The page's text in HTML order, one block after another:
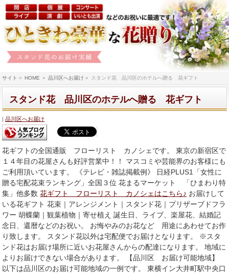
サイト » HOME » 品川区へお届け » スタンド花 品川区のホテルへ贈る 花ギフト
スタンド花 品川区のホテルへ贈る 花ギフト
品川区へお届け
花ギフトの全国通販 フローリスト カノシェです。 東京の新宿区で
１４年目の花屋さんも好評営業中！！ マスコミや芸能界のお客様にも
ご利用頂いています。 《テレビ・雑誌掲載例》 日経PLUS1「女性に
贈る宅配花束ランキング」全国３位 花まるマーケット 「ひまわり特
集」他多数花ギフト フローリスト カノシェはこちら♪ お届けして
いる花ギフト 花束｜アレンジメント｜スタンド花｜プリザーブドフラ
ワー 胡蝶蘭｜観葉植物｜寄せ植え 誕生日、ライブ、楽屋花、結婚記
念日、還暦などのお祝い。 お悔やみのお花など 用途にあわせてお作
り致します。 スタンド花以外は宅配便でお届けとなります。 ※スタ
ンド花はお届け場所に近いお花屋さんからの配達になります。 地域に
よりお届けできない場合があります。 【品川区 お届け可能地域】
以下は品川区のお届け可能地域の一例です。 東横イン大井町駅中央口